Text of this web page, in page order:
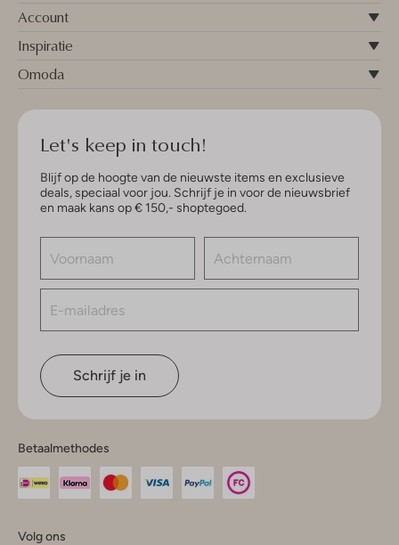
Account
Inspiratie
Omoda
Let's keep in touch!
Blijf op de hoogte van de nieuwste items en exclusieve
deals, speciaal voor jou. Schrijf je in voor de nieuwsbrief
en maak kans op € 150,- shoptegoed.
Schrijf je in
Betaalmethodes
Volg ons